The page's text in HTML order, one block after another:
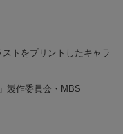
トをプリントしたキャラ
製作委員会・MBS